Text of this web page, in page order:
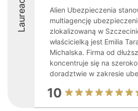
Laureaci
Alien Ubezpieczenia
multiagencję
zlokalizowaną w
właścicielką jest Emilia
Michalska. Firma od
koncentruje się na
doradztwie w zakresie
10